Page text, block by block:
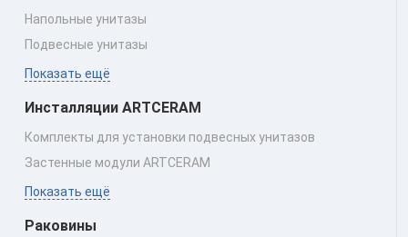
Напольные унитазы
Подвесные унитазы
Показать ещё
Инсталляции ARTCERAM
Комплекты для установки подвесных унитазов
Застенные модули ARTCERAM
Показать ещё
Раковины